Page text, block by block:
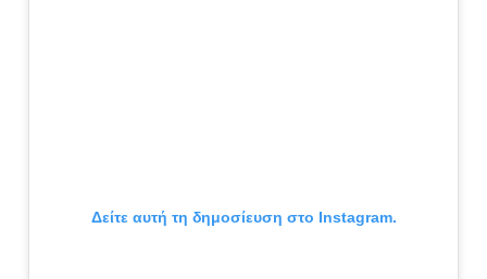
Δείτε αυτή τη δημοσίευση στο Instagram.